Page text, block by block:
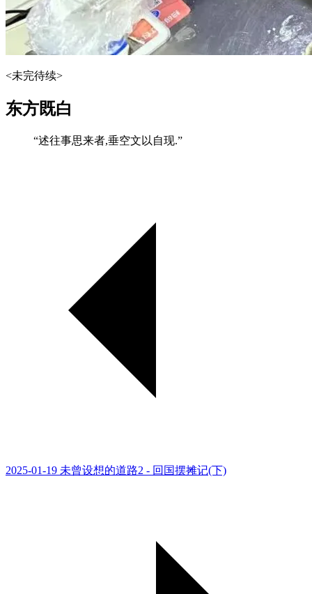
<未完待续>
东方既白
“述往事思来者,垂空文以自现.”
2025-01-19 未曾设想的道路2 - 回国摆摊记(下)